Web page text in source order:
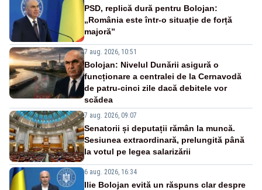
PSD, replică dură pentru Bolojan:
„România este într-o situație de forță
majoră”
7 aug. 2026, 10:51
Bolojan: Nivelul Dunării asigură o
funcționare a centralei de la Cernavodă
de patru-cinci zile dacă debitele vor
scădea
7 aug. 2026, 09:07
Senatorii și deputații rămân la muncă.
Sesiunea extraordinară, prelungită până
la votul pe legea salarizării
6 aug. 2026, 16:34
Ilie Bolojan evită un răspuns clar despre